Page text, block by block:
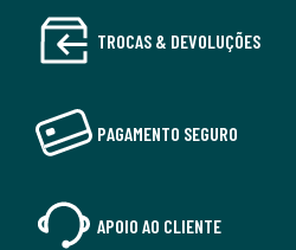
TROCAS & DEVOLUÇÕES
PAGAMENTO SEGURO
APOIO AO CLIENTE